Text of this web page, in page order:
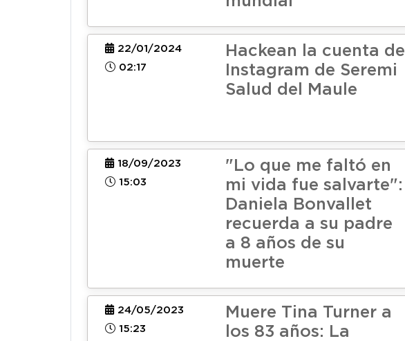
22/01/2024
02:17
Hackean la cuenta de
Instagram de Seremi
Salud del Maule
18/09/2023
15:03
"Lo que me faltó en
mi vida fue salvarte":
Daniela Bonvallet
recuerda a su padre
a 8 años de su
muerte
24/05/2023
15:23
Muere Tina Turner a
los 83 años: La